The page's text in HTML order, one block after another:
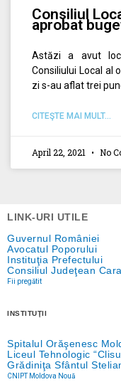
Consiliul
aprobat
Astăzi a avut
Consiliului Local al
zi s-au aflat trei
CITEŞTE MAI MULT...
April 22, 2021 No
LINK-URI UTILE
Guvernul României
Avocatul Poporului
Instituţia Prefectului
Consiliul Judeţean
Fii pregătit
INSTITUŢII
Spitalul Orăşenesc
Liceul Tehnologic
Grădiniţa Sfântul
CNIPT Moldova Nouă